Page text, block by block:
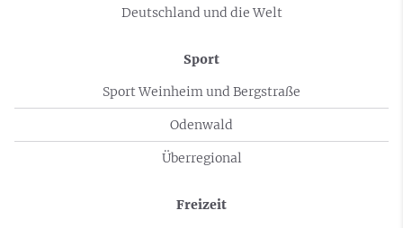
Deutschland und die Welt
Sport
Sport Weinheim und Bergstraße
Odenwald
Überregional
Freizeit